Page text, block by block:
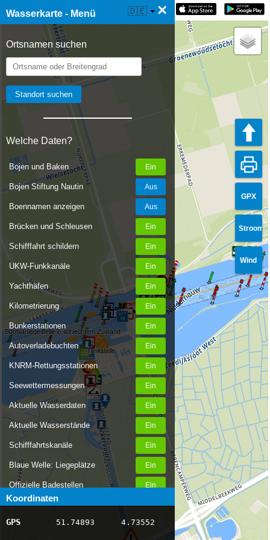
Wasserkarte - Menü ×
Ortsnamen suchen
Welche Daten?
Bojen und Baken
Bojen Stiftung Nautin
Boennamen anzeigen
Brücken und Schleusen
Schifffahrt schildern
UKW-Funkkanäle
Yachthäfen
Kilometrierung
Bunkerstationen
Autoverladebuchten
KNRM-Rettungsstationen
Seewettermessungen
Aktuelle Wasserdaten
Aktuelle Wasserstände
Schifffahrtskanäle
Blaue Welle: Liegeplätze
Offizielle Badestellen
Nachrichten Binnenschifffahrt
AIS-Schiffspositionen
Koordinaten
GPS 51.74893 4.73552
☰ Wasserkarte Live 🇩🇪
GPX
Stroom
Wind
Tankstelle
Bootsanlegestelle in schlechtem Zustand